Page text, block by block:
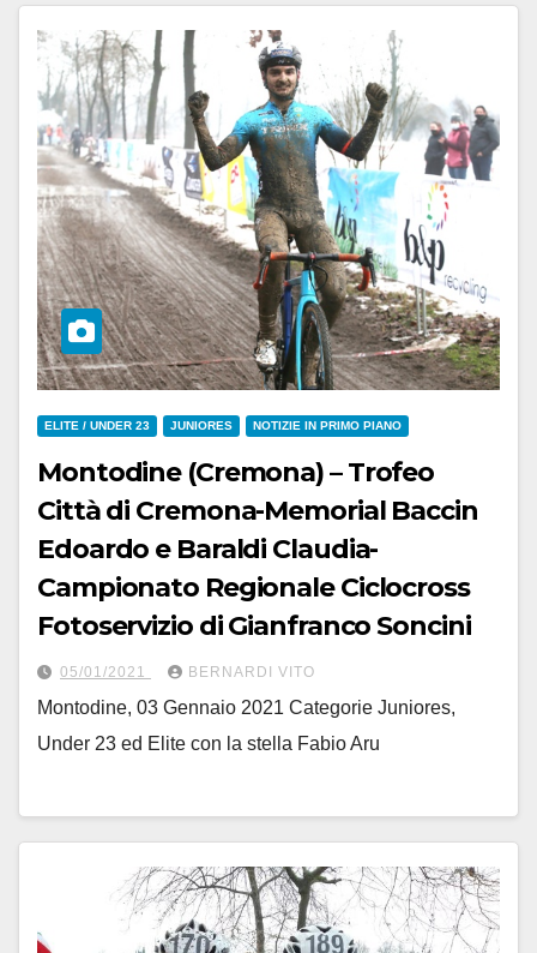
ELITE / UNDER 23 JUNIORES NOTIZIE IN PRIMO PIANO
Montodine (Cremona) – Trofeo
Città di Cremona-Memorial Baccin
Edoardo e Baraldi Claudia-
Campionato Regionale Ciclocross
Fotoservizio di Gianfranco Soncini
05/01/2021 BERNARDI VITO
Montodine, 03 Gennaio 2021 Categorie Juniores,
Under 23 ed Elite con la stella Fabio Aru